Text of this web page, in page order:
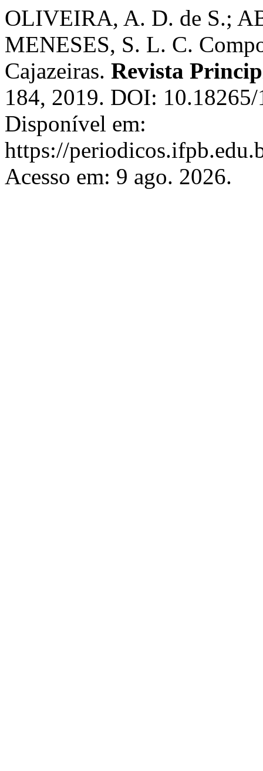
OLIVEIRA, A. D. de S.;
MENESES, S. L. C.
Cajazeiras. Revista
184, 2019. DOI:
Disponível em:
https://
Acesso em: 9 ago. 2026.